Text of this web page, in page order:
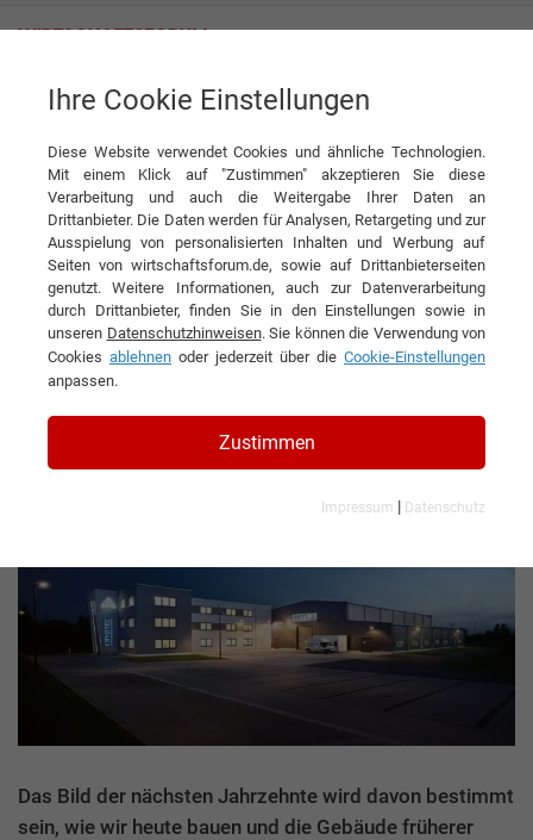
HI Bauprojekt GmbH
Interview HI Bauprojekt GmbH
DIESEN ARTIKEL EMPFEHLEN
Verstehen-Lösen-Planen Das ist
unsere Leidenschaft
der HI Bauprojekt GmbH
Das Bild der nächsten Jahrzehnte wird davon bestimmt
sein, wie wir heute bauen und die Gebäude früherer
Ihre Cookie Einstellungen
Diese Website verwendet Cookies und ähnliche Technologien.
Mit einem Klick auf "Zustimmen" akzeptieren Sie diese
Verarbeitung und auch die Weitergabe Ihrer Daten an
Drittanbieter. Die Daten werden für Analysen, Retargeting und zur
Ausspielung von personalisierten Inhalten und Werbung auf
Seiten von wirtschaftsforum.de, sowie auf Drittanbieterseiten
genutzt. Weitere Informationen, auch zur Datenverarbeitung
durch Drittanbieter, finden Sie in den Einstellungen sowie in
unseren Datenschutzhinweisen. Sie können die Verwendung von
Cookies ablehnen oder jederzeit über die Cookie-Einstellungen
anpassen.
Zustimmen
Impressum | Datenschutz